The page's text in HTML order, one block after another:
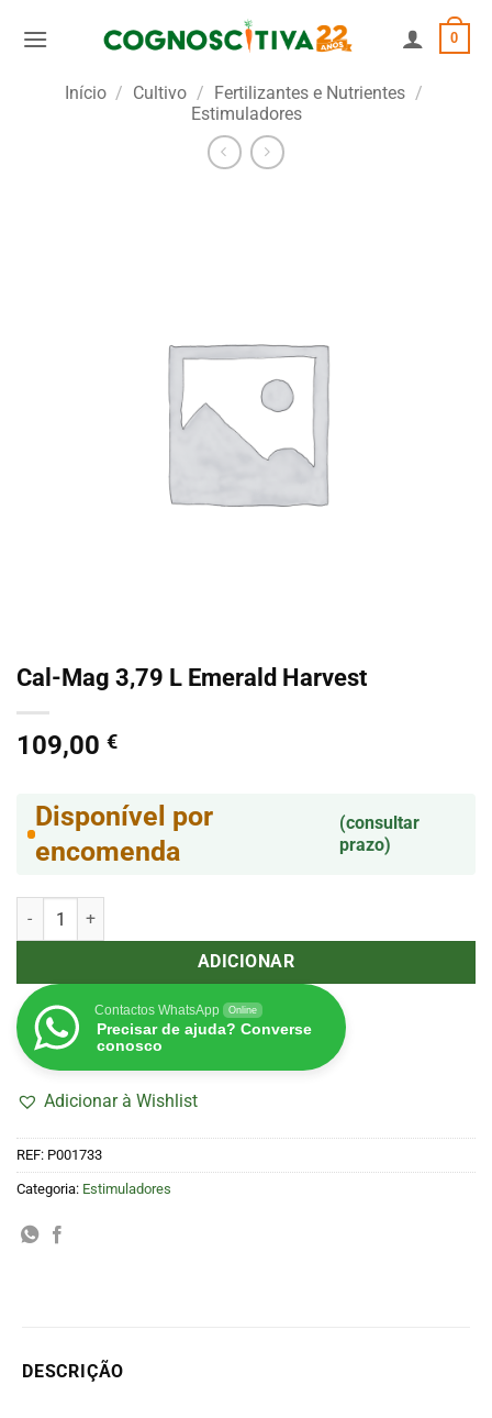
0
Início / Cultivo / Fertilizantes e Nutrientes /
Estimuladores
Cal-Mag 3,79 L Emerald Harvest
109,00 €
Disponível por
encomenda
(consultar
prazo)
Quantidade de Cal-Mag 3,79 L Emerald Harvest
ADICIONAR
Contactos WhatsApp Online
Precisar de ajuda? Converse
conosco
Adicionar à Wishlist
REF: P001733
Categoria: Estimuladores
DESCRIÇÃO